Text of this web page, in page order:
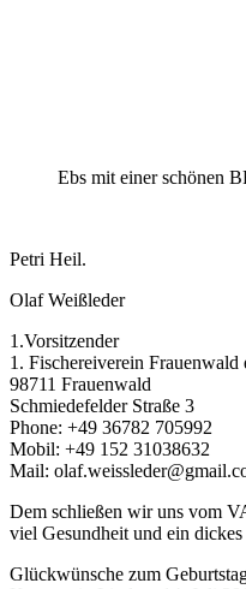
Ebs mit einer schönen
Petri Heil.
Olaf Weißleder
1.Vorsitzender
1. Fischereiverein Frauenwald
98711 Frauenwald
Schmiedefelder Straße 3
Phone: +49 36782 705992
Mobil: +49 152 31038632
Mail:
Dem schließen wir uns vom
viel Gesundheit und ein
Glückwünsche zum